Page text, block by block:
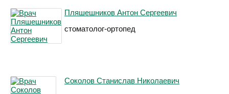
Пляшешников Антон Сергеевич
стоматолог-ортопед
Соколов Станислав Николаевич